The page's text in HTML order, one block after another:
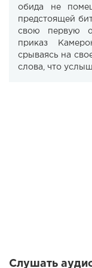
обида не
предстоящей
свою первую
приказ
срываясь на
слова, что
Слушать